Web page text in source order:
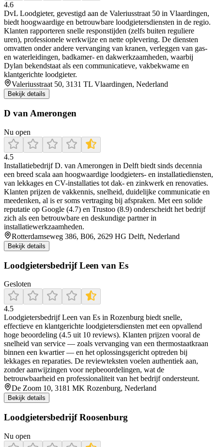
4.6
DvL Loodgieter, gevestigd aan de Valeriusstraat 50 in Vlaardingen,
biedt hoogwaardige en betrouwbare loodgietersdiensten in de regio.
Klanten rapporteren snelle responstijden (zelfs buiten reguliere
uren), professionele werkwijze en nette oplevering. De diensten
omvatten onder andere vervanging van kranen, verleggen van gas‑
en waterleidingen, badkamer‐ en dakwerkzaamheden, waarbij
Dylan bekendstaat als een communicatieve, vakbekwame en
klantgerichte loodgieter.
Valeriusstraat 50, 3131 TL Vlaardingen, Nederland
Bekijk details
D van Amerongen
Nu open
4.5
Installatiebedrijf D. van Amerongen in Delft biedt sinds decennia
een breed scala aan hoogwaardige loodgieters- en installatiediensten,
van lekkages en CV-installaties tot dak- en zinkwerk en renovaties.
Klanten prijzen de vakkennis, snelheid, duidelijke communicatie en
meedenken, al is er soms vertraging bij afspraken. Met een solide
reputatie op Google (4.7) en Trustoo (8.9) onderscheidt het bedrijf
zich als een betrouwbare en deskundige partner in
installatiewerkzaamheden.
Rotterdamseweg 386, B06, 2629 HG Delft, Nederland
Bekijk details
Loodgietersbedrijf Leen van Es
Gesloten
4.5
Loodgietersbedrijf Leen van Es in Rozenburg biedt snelle,
effectieve en klantgerichte loodgietersdiensten met een opvallend
hoge beoordeling (4.5 uit 10 reviews). Klanten prijzen vooral de
snelheid van service — zoals vervanging van een thermostaatkraan
binnen een kwartier — en het oplossingsgericht optreden bij
lekkages en reparaties. De reviewteksten voelen authentiek aan,
zonder aanwijzingen voor nepbeoordelingen, wat de
betrouwbaarheid en professionaliteit van het bedrijf ondersteunt.
De Zoom 10, 3181 MK Rozenburg, Nederland
Bekijk details
Loodgietersbedrijf Roosenburg
Nu open